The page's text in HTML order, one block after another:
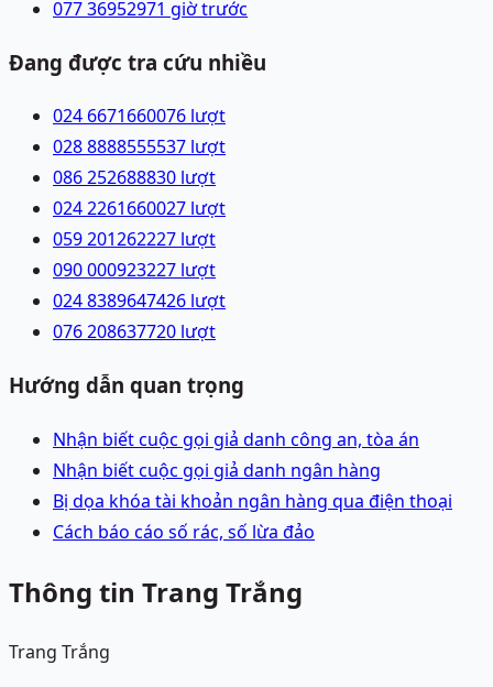
077 36952971 giờ trước
Đang được tra cứu nhiều
024 6671660076 lượt
028 8888555537 lượt
086 252688830 lượt
024 2261660027 lượt
059 201262227 lượt
090 000923227 lượt
024 8389647426 lượt
076 208637720 lượt
Hướng dẫn quan trọng
Nhận biết cuộc gọi giả danh công an, tòa án
Nhận biết cuộc gọi giả danh ngân hàng
Bị dọa khóa tài khoản ngân hàng qua điện thoại
Cách báo cáo số rác, số lừa đảo
Thông tin Trang Trắng
Trang Trắng